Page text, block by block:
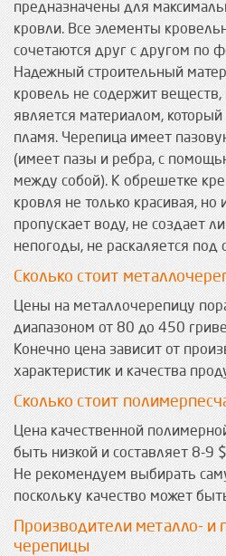
предназначены для
кровли. Все элементы
сочетаются друг с другом по
Надежный строительный
кровель не содержит
является материалом, который
пламя. Черепица имеет
(имеет пазы и ребра, с
между собой). К обрешетке
кровля не только красивая, но
пропускает воду, не создает
непогоды, не раскаляется под
Сколько стоит
Цены на металлочерепицу
диапазоном от 80 до 450
Конечно цена зависит от
характеристик и качества
Сколько стоит
Цена качественной
быть низкой и составляет 8-9
Не рекомендуем выбирать
поскольку качество может
Производители металло- и
черепицы